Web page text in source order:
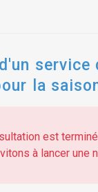
la
est
à lancer une